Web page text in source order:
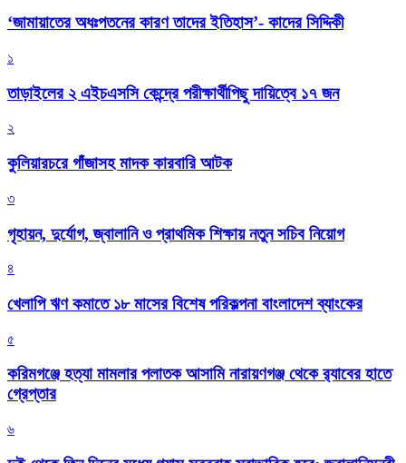
‘জামায়াতের অধঃপতনের কারণ তাদের ইতিহাস’- কাদের সিদ্দিকী
১
তাড়াইলের ২ এইচএসসি কেন্দ্রে পরীক্ষার্থীপিছু দায়িত্বে ১৭ জন
২
কুলিয়ারচরে গাঁজাসহ মাদক কারবারি আটক
৩
গৃহায়ন, দুর্যোগ, জ্বালানি ও প্রাথমিক শিক্ষায় নতুন সচিব নিয়োগ
৪
খেলাপি ঋণ কমাতে ১৮ মাসের বিশেষ পরিকল্পনা বাংলাদেশ ব্যাংকের
৫
করিমগঞ্জে হত্যা মামলার পলাতক আসামি নারায়ণগঞ্জ থেকে র‌্যাবের হাতে
গ্রেপ্তার
৬